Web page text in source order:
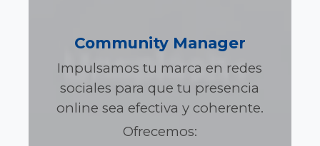
Community Manager
Impulsamos tu marca en redes
sociales para que tu presencia
online sea efectiva y coherente.
Ofrecemos: